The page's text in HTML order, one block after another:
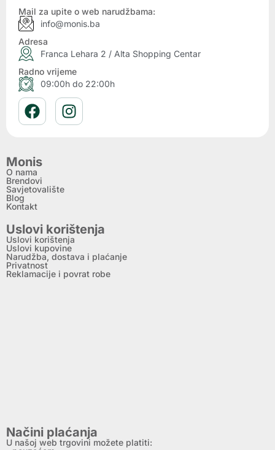
Mail za upite o web narudžbama:
info@monis.ba
Adresa
Franca Lehara 2 / Alta Shopping Centar
Radno vrijeme
09:00h do 22:00h
Monis
O nama
Brendovi
Savjetovalište
Blog
Kontakt
Uslovi korištenja
Uslovi korištenja
Uslovi kupovine
Narudžba, dostava i plaćanje
Privatnost
Reklamacije i povrat robe
Načini plaćanja
U našoj web trgovini možete platiti: